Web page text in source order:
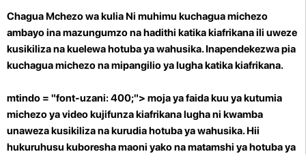
Chagua Mchezo wa kulia Ni muhimu kuchagua michezo
ambayo ina mazungumzo na hadithi katika kiafrikana ili uweze
kusikiliza na kuelewa hotuba ya wahusika. Inapendekezwa pia
kuchagua michezo na mipangilio ya lugha katika kiafrikana.
mtindo = "font-uzani: 400;"> moja ya faida kuu ya kutumia
michezo ya video kujifunza kiafrikana lugha ni kwamba
unaweza kusikiliza na kurudia hotuba ya wahusika. Hii
hukuruhusu kuboresha maoni yako na matamshi ya hotuba ya